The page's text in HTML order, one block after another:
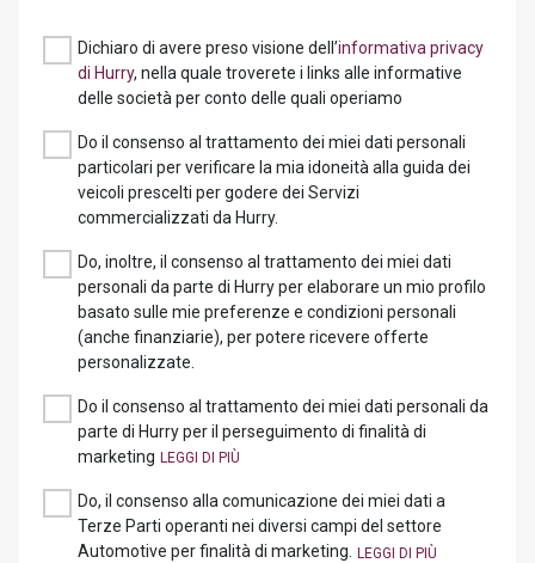
Dichiaro di avere preso visione dell’informativa privacy
di Hurry, nella quale troverete i links alle informative
delle società per conto delle quali operiamo
Do il consenso al trattamento dei miei dati personali
particolari per verificare la mia idoneità alla guida dei
veicoli prescelti per godere dei Servizi
commercializzati da Hurry.
Do, inoltre, il consenso al trattamento dei miei dati
personali da parte di Hurry per elaborare un mio profilo
basato sulle mie preferenze e condizioni personali
(anche finanziarie), per potere ricevere offerte
personalizzate.
Do il consenso al trattamento dei miei dati personali da
parte di Hurry per il perseguimento di finalità di
marketing
Do, il consenso alla comunicazione dei miei dati a
Terze Parti operanti nei diversi campi del settore
Automotive per finalità di marketing.